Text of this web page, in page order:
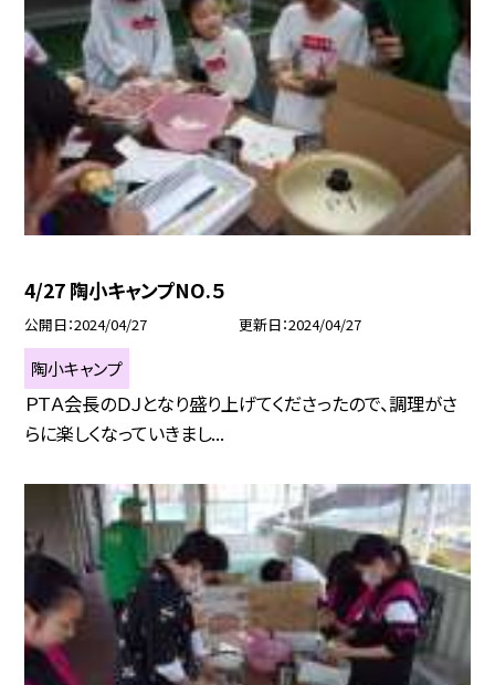
4/27 陶小キャンプNO.５
公開日 2024/04/27 更新日 2024/04/27
陶小キャンプ
ＰＴＡ会長のＤＪとなり盛り上げてくださったので、調理がさ
らに楽しくなっていきまし...